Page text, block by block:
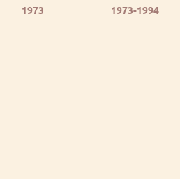
1973 1973-1994